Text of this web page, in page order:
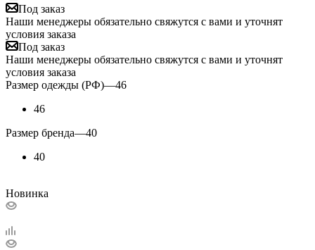
Под заказ
Наши менеджеры обязательно свяжутся с вами и уточнят
условия заказа
Под заказ
Наши менеджеры обязательно свяжутся с вами и уточнят
условия заказа
Размер одежды (РФ)—46
46
Размер бренда—40
40
Новинка